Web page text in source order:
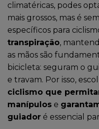
climatéricas, podes
mais grossos, mas é
específicos para
transpiração,
as mãos são
bicicleta: seguram o
e travam. Por isso,
ciclismo que
manípulos e
guiador é essencial